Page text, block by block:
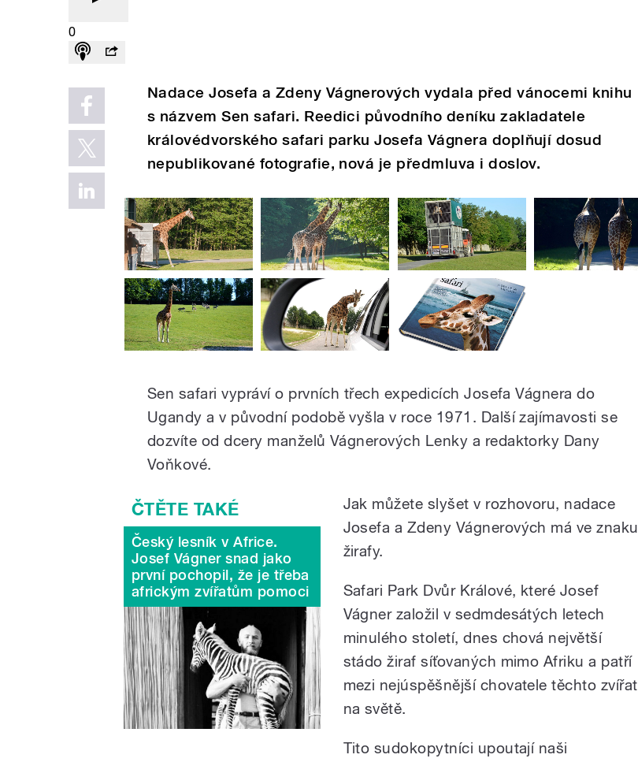
0
Nadace Josefa a Zdeny Vágnerových vydala před vánocemi knihu
s názvem Sen safari. Reedici původního deníku zakladatele
královédvorského safari parku Josefa Vágnera doplňují dosud
nepublikované fotografie, nová je předmluva i doslov.
Sen safari vypráví o prvních třech expedicích Josefa Vágnera do
Ugandy a v původní podobě vyšla v roce 1971. Další zajímavosti se
dozvíte od dcery manželů Vágnerových Lenky a redaktorky Dany
Voňkové.
Český lesník v Africe.
Josef Vágner snad jako
první pochopil, že je třeba
africkým zvířatům pomoci
Jak můžete slyšet v rozhovoru, nadace
Josefa a Zdeny Vágnerových má ve znaku
žirafy.
Safari Park Dvůr Králové, které Josef
Vágner založil v sedmdesátých letech
minulého století, dnes chová největší
stádo žiraf síťovaných mimo Afriku a patří
mezi nejúspěšnější chovatele těchto zvířat
na světě.
Tito sudokopytníci upoutají naši